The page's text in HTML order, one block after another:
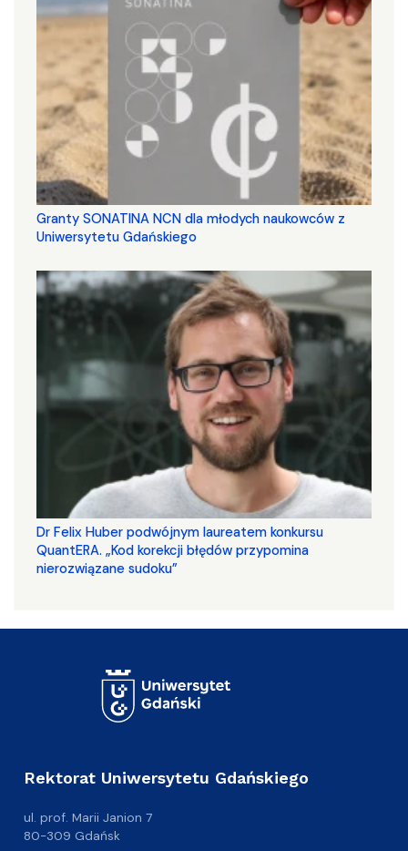
Granty SONATINA NCN dla młodych naukowców z
Uniwersytetu Gdańskiego
Dr Felix Huber podwójnym laureatem konkursu
QuantERA. „Kod korekcji błędów przypomina
nierozwiązane sudoku”
Rektorat Uniwersytetu Gdańskiego
ul. prof. Marii Janion 7
80-309 Gdańsk